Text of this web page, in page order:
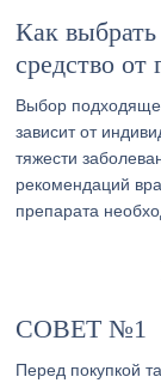
Как
средство от
Выбор
зависит от
тяжести
рекомендаций
препарата
СОВЕТ №1
Перед покупкой